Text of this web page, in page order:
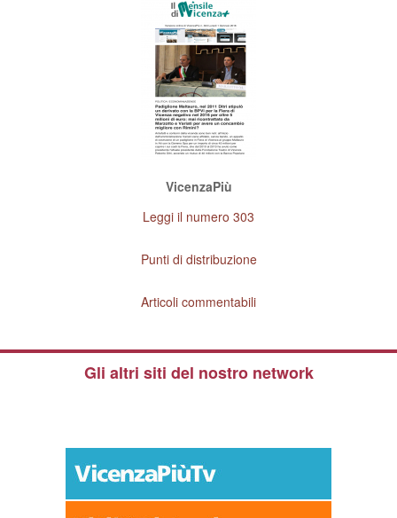
VicenzaPiù
Leggi il numero 303
Punti di distribuzione
Articoli commentabili
Gli altri siti del nostro network